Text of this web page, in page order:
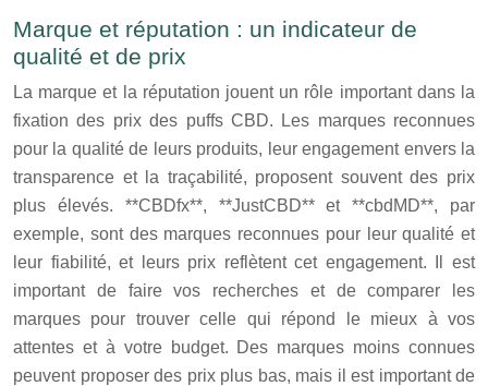
Marque et réputation : un indicateur de
qualité et de prix
La marque et la réputation jouent un rôle important dans la
fixation des prix des puffs CBD. Les marques reconnues
pour la qualité de leurs produits, leur engagement envers la
transparence et la traçabilité, proposent souvent des prix
plus élevés. **CBDfx**, **JustCBD** et **cbdMD**, par
exemple, sont des marques reconnues pour leur qualité et
leur fiabilité, et leurs prix reflètent cet engagement. Il est
important de faire vos recherches et de comparer les
marques pour trouver celle qui répond le mieux à vos
attentes et à votre budget. Des marques moins connues
peuvent proposer des prix plus bas, mais il est important de